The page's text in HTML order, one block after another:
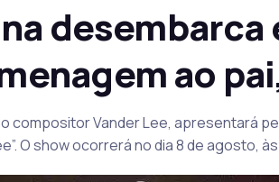
desembarca
ao
compositor Vander Lee, apresentará
O show ocorrerá no dia 8 de agosto,